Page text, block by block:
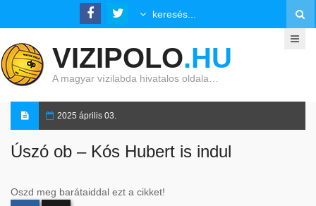
VIZIPOLO.HU
A magyar vízilabda hivatalos oldala…
2025 április 03.
Úszó ob – Kós Hubert is indul
Oszd meg barátaiddal ezt a cikket!